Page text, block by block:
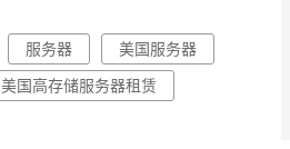
服务器
美国服务器
美国高存储服务器租赁